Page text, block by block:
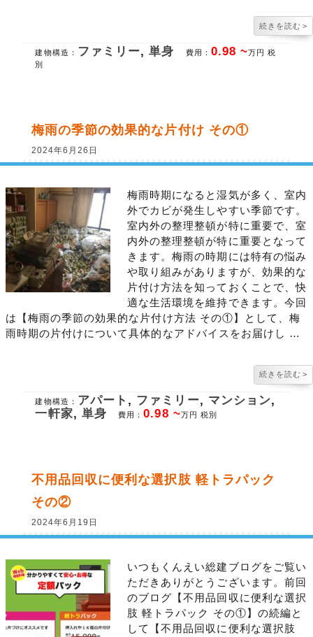
続きを読む >
建物構造： ファミリー,単身 費用： 0.98 ~万円 税
別
梅雨の季節の効果的な片付け その①
2024年6月26日
梅雨時期になると湿気が多く、室内
外でカビが発生しやすい季節です。
室内外の整理整頓が特に重要で、室
内外の整理整頓が特に重要となって
きます。梅雨の時期には特有の悩み
や取り組みがありますが、効果的な
片付け方法を知っておくことで、快
適な生活環境を維持できます。今回
は【梅雨の季節の効果的な片付け方法 その①】として、梅
雨時期の片付けについて具体的なアドバイスをお届けし …
続きを読む >
建物構造： アパート , ファミリー, マンション,
一軒家, 単身 費用：0.98 ~万円 税別
不用品回収に便利な選択肢 軽トラパック
その②
2024年6月19日
いつもくんえい総建ブログをご覧い
ただきありがとうございます。前回
のブログ【不用品回収に便利な選択
肢 軽トラパック その①】の続編と
して【不用品回収に便利な選択肢